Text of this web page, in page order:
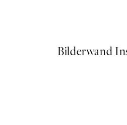
Bilderwand